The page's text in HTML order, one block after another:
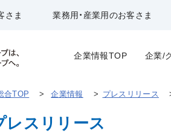
さま 業務用・産業用のお客さま
企業情報TOP 企業/
合TOP > 企業情報 > プレスリリース
レスリリース